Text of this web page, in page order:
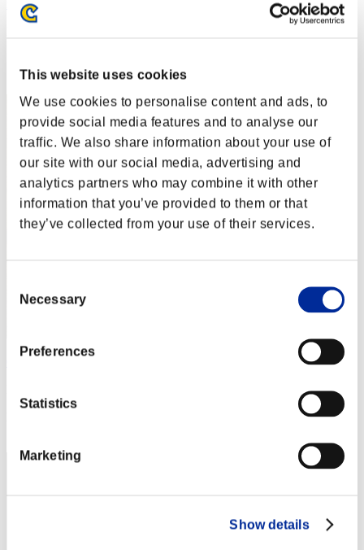
This website uses cookies
We use cookies to personalise content and ads, to
provide social media features and to analyse our
traffic. We also share information about your use of
our site with our social media, advertising and
analytics partners who may combine it with other
information that you’ve provided to them or that
they’ve collected from your use of their services.
Selection
Necessary
Preferences
Statistics
Marketing
Show details
nwk000063
2